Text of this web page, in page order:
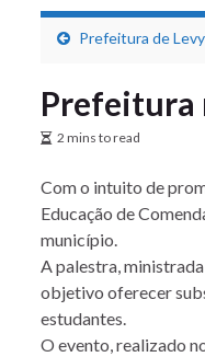
Prefeitura de
Prefeitura
2 mins to read
Com o intuito de
Educação de
município.
A palestra,
objetivo oferecer
estudantes.
O evento, realizado